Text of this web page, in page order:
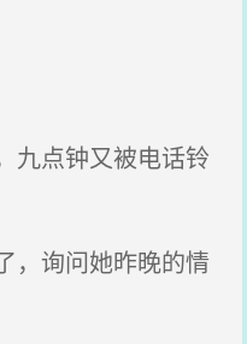
九点钟又被电话铃
，询问她昨晚的情